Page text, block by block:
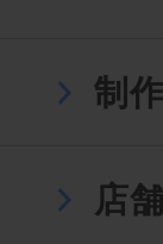
制
店